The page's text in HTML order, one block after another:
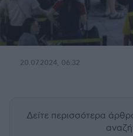
20.07.2024, 06:32
Δείτε περισσότερα